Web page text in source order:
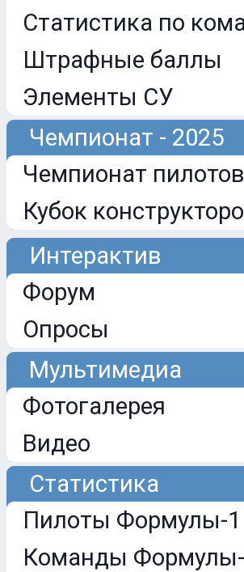
Статистика по
Штрафные баллы
Элементы СУ
Чемпионат - 2025
Чемпионат пилотов
Кубок
Интерактив
Форум
Опросы
Мультимедиа
Фотогалерея
Видео
Статистика
Пилоты Формулы-1
Команды